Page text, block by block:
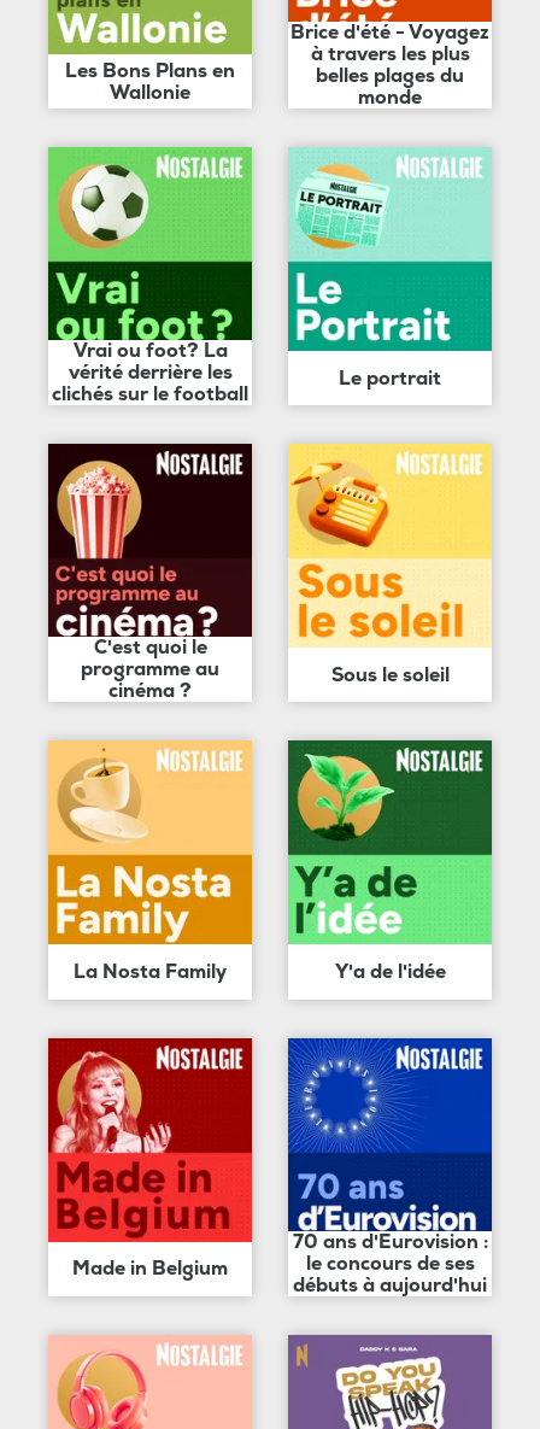
Les Bons Plans en
Wallonie
Brice d'été - Voyagez
à travers les plus
belles plages du
monde
Vrai ou foot? La
vérité derrière les
clichés sur le football
Le portrait
C'est quoi le
programme au
cinéma ?
Sous le soleil
La Nosta Family Y'a de l'idée
Made in Belgium
70 ans d'Eurovision :
le concours de ses
débuts à aujourd'hui